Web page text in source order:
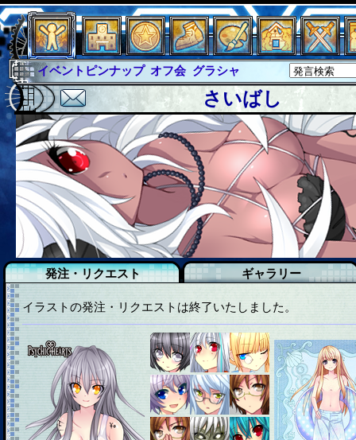
イベントピンナップ オフ会 グラシャ
グラシャ・ラボラス
グローバルジャスティス
サイキックハーツ サイキックハーツ大戦
シュラウド ソロモン ファイナル
アブソーバー
イベピン
さいばし
発注・リクエスト ギャラリー
イラストの発注・リクエストは終了いたしました。